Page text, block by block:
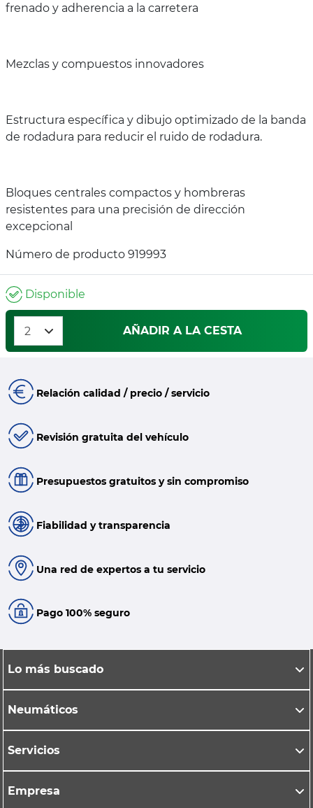
frenado y adherencia a la carretera
Mezclas y compuestos innovadores
Estructura específica y dibujo optimizado de la banda
de rodadura para reducir el ruido de rodadura.
Bloques centrales compactos y hombreras
resistentes para una precisión de dirección
excepcional
Número de producto 919993
Disponible
AÑADIR A LA CESTA
Relación calidad / precio / servicio
Revisión gratuita del vehículo
Presupuestos gratuitos y sin compromiso
Fiabilidad y transparencia
Una red de expertos a tu servicio
Pago 100% seguro
Lo más buscado
Neumáticos
Servicios
Empresa